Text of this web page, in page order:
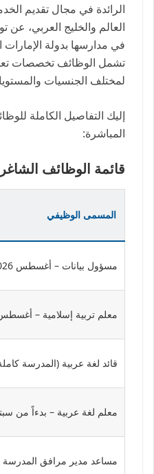
الرائدة في مجال تقديم
العالم والخليج العربي،
تشمل الوظائف تخصصات
لمختلف الجنسيات
إليك التفاصيل الكاملة
المباشرة:
قائمة الوظائف الشاغرة
المسمى الوظيفي
مسؤول بيانات – أغسطس 2026
معلم تربية إسلامية – أغسطس
قائد لغة عربية (المدرسة
معلم لغة عربية – بدءاً من سبتمبر
مساعد مدير مرافق المدرسة